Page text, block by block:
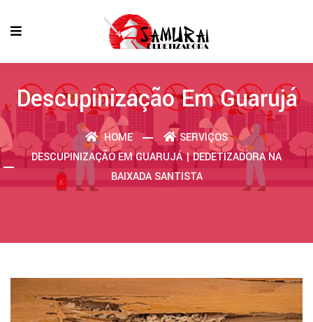
Descupinização Em Guarujá
HOME
SERVIÇOS
DESCUPINIZAÇÃO EM GUARUJÁ | DEDETIZADORA NA
BAIXADA SANTISTA